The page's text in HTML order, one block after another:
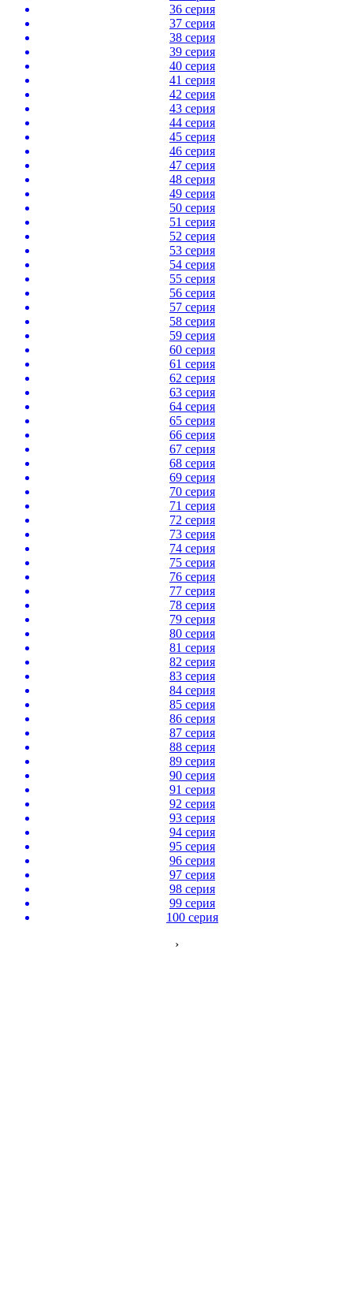
36 серия
37 серия
38 серия
39 серия
40 серия
41 серия
42 серия
43 серия
44 серия
45 серия
46 серия
47 серия
48 серия
49 серия
50 серия
51 серия
52 серия
53 серия
54 серия
55 серия
56 серия
57 серия
58 серия
59 серия
60 серия
61 серия
62 серия
63 серия
64 серия
65 серия
66 серия
67 серия
68 серия
69 серия
70 серия
71 серия
72 серия
73 серия
74 серия
75 серия
76 серия
77 серия
78 серия
79 серия
80 серия
81 серия
82 серия
83 серия
84 серия
85 серия
86 серия
87 серия
88 серия
89 серия
90 серия
91 серия
92 серия
93 серия
94 серия
95 серия
96 серия
97 серия
98 серия
99 серия
100 серия
›